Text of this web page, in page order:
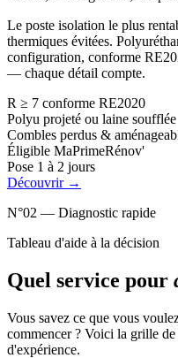
Le poste isolation le plus
thermiques évitées.
configuration, conforme
— chaque détail compte.
R ≥ 7 conforme RE2020
Polyu projeté ou laine soufflée
Combles perdus &
Éligible MaPrimeRénov'
Pose 1 à 2 jours
Découvrir →
N°02 — Diagnostic rapide
Tableau d'aide à la décision
Quel service pour
Vous savez ce que vous
commencer ? Voici la grille
d'expérience.